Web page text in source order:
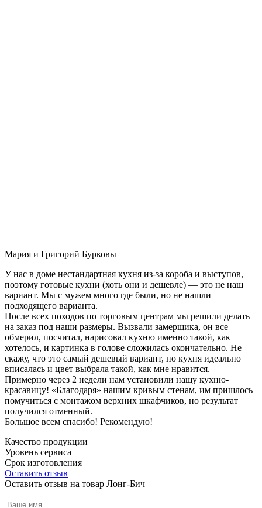
Мария и Григорий Бурковы
У нас в доме нестандартная кухня из-за короба и выступов,
поэтому готовые кухни (хоть они и дешевле) — это не наш
вариант. Мы с мужем много где были, но не нашли
подходящего варианта.
После всех походов по торговым центрам мы решили делать
на заказ под наши размеры. Вызвали замерщика, он все
обмерил, посчитал, нарисовал кухню именно такой, как
хотелось, и картинка в голове сложилась окончательно. Не
скажу, что это самый дешевый вариант, но кухня идеально
вписалась и цвет выбрала такой, как мне нравится.
Примерно через 2 недели нам установили нашу кухню-
красавицу! «Благодаря» нашим кривым стенам, им пришлось
помучиться с монтажом верхних шкафчиков, но результат
получился отменный.
Большое всем спасибо! Рекомендую!
Качество продукции
Уровень сервиса
Срок изготовления
Оставить отзыв
Оставить отзыв на товар Лонг-Бич